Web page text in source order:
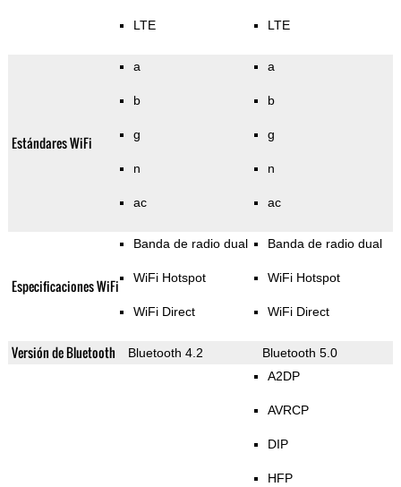
LTE LTE
Estándares WiFi
a
b
g
n
ac
a
b
g
n
ac
Especificaciones WiFi
Banda de radio dual
WiFi Hotspot
WiFi Direct
Banda de radio dual
WiFi Hotspot
WiFi Direct
Versión de Bluetooth Bluetooth 4.2 Bluetooth 5.0
A2DP
AVRCP
DIP
HFP